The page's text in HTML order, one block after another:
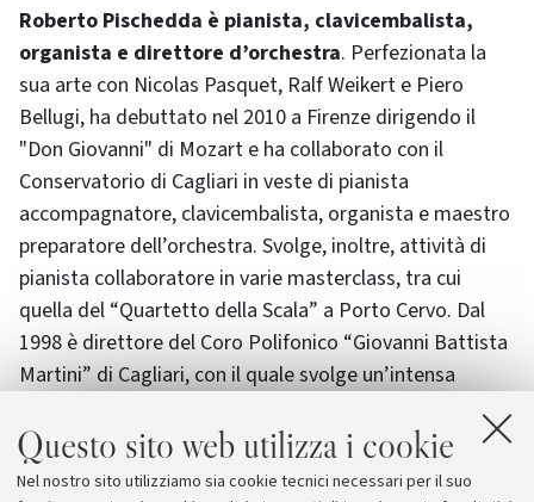
Questo sito web utilizza i cookie
Nel nostro sito utilizziamo sia cookie tecnici necessari per il suo
Roberto Pischedda è pianista, clavicembalista,
organista e direttore d’orchestra. Perfezionata la
sua arte con Nicolas Pasquet, Ralf Weikert e Piero
Bellugi, ha debuttato nel 2010 a Firenze dirigendo il
"Don Giovanni" di Mozart e ha collaborato con il
Conservatorio di Cagliari in veste di pianista
accompagnatore, clavicembalista, organista e maestro
preparatore dell’orchestra. Svolge, inoltre, attività di
pianista collaboratore in varie masterclass, tra cui
quella del “Quartetto della Scala” a Porto Cervo. Dal
1998 è direttore del Coro Polifonico “Giovanni Battista
Martini” di Cagliari, con il quale svolge un’intensa
Sinfonietta Claudio Monteverdi. Dal dicembre 2013 è
maestro preparatore e direttore dell’Orchestra del